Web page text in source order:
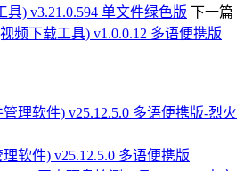
具) v3.21.0.594 单文件绿色版 下一篇
视频下载工具) v1.0.0.12 多语便携版
理软件) v25.12.5.0 多语便携版